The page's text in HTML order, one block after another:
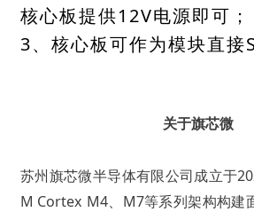
核心板提供12V电源即可；
3、核心板可作为模块直接
关于旗芯微
苏州旗芯微半导体有限公司成立于
M Cortex M4、M7等系列架构构建